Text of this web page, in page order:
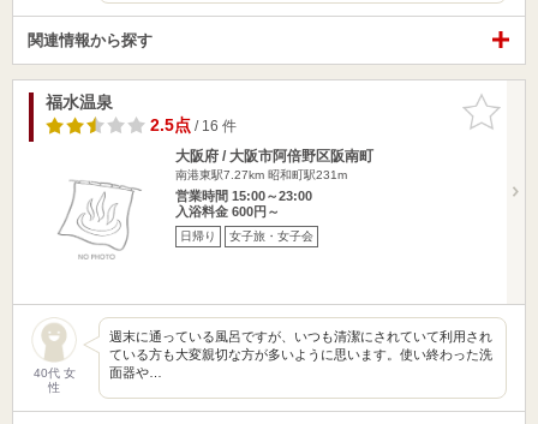
関連情報から探す
お気に入
りに追加
福水温泉
2.5点/ 16 件
大阪府 / 大阪市阿倍野区阪南町
南港東駅7.27km 昭和町駅231m
営業時間 15:00～23:00
入浴料金 600円～
日帰り 女子旅・女子会
40代 女
性
週末に通っている風呂ですが、いつも清潔にされていて利用され
ている方も大変親切な方が多いように思います。使い終わった洗
面器や…